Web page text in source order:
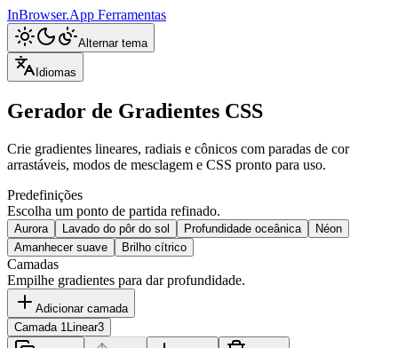
InBrowser.App Ferramentas
Alternar tema
Idiomas
Gerador de Gradientes CSS
Crie gradientes lineares, radiais e cônicos com paradas de cor
arrastáveis, modos de mesclagem e CSS pronto para uso.
Predefinições
Escolha um ponto de partida refinado.
Aurora Lavado do pôr do sol Profundidade oceânica
Néon
Amanhecer suave
Brilho cítrico
Camadas
Empilhe gradientes para dar profundidade.
Adicionar camada
Camada 1
Linear3